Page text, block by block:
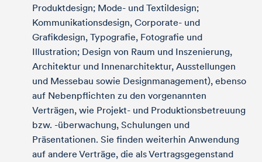
Produktdesign; Mode- und Textildesign;
Kommunikationsdesign, Corporate- und
Grafikdesign, Typografie, Fotografie und
Illustration; Design von Raum und Inszenierung,
Architektur und Innenarchitektur, Ausstellungen
und Messebau sowie Designmanagement), ebenso
auf Nebenpflichten zu den vorgenannten
Verträgen, wie Projekt- und Produktionsbetreuung
bzw. -überwachung, Schulungen und
Präsentationen. Sie finden weiterhin Anwendung
auf andere Verträge, die als Vertragsgegenstand